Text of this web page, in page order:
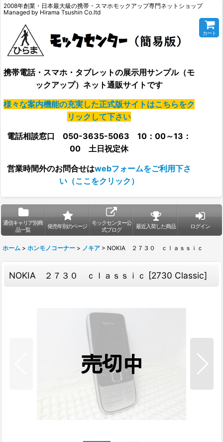
2008年創業・日本最大級の携帯・スマホモックアップ専門ネットショップ
Managed by Hirama Tsushin Co.ltd
携帯電話・スマホ・タブレットの展示用サンプル（モ
ックアップ）ネット通販サイトです
様々な案内機能の充実した正式版サイトはこちらをク
リックして下さい
電話相談窓口 050-3635-5063 10：00～13：
00 土日祝定休
営業時間外のお問合せはwebフォームをご利用下さ
い（ここをクリック）
カート
通信キャリア別商
品一覧
発売年別のページ
モックセンター公
式ブログ
最近入荷した商品 ログイン
ホーム > ホンモノコーナー > ノキア > NOKIA ２７３０ ｃｌａｓｓｉｃ
NOKIA ２７３０ ｃｌａｓｓｉｃ [2730 Classic]